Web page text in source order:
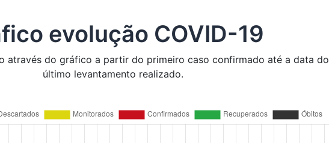
evolução COVID-19
através do gráfico a partir do primeiro caso confirmado até a data do
último levantamento realizado.